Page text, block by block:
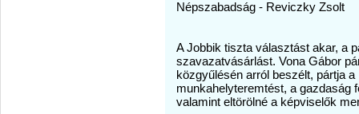
Népszabadság - Reviczky Zsolt
A Jobbik tiszta választást akar, a
szavazatvásárlást. Vona Gábor
közgyűlésén arról beszélt, pártja
munkahelyteremtést, a gazdaság
valamint eltörölné a képviselők